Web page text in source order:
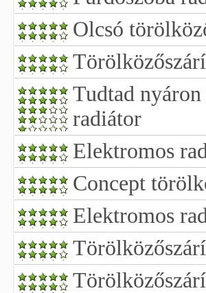
Olcsó
Tudtad
radiátor
Elektromos
Concept
Elektromos